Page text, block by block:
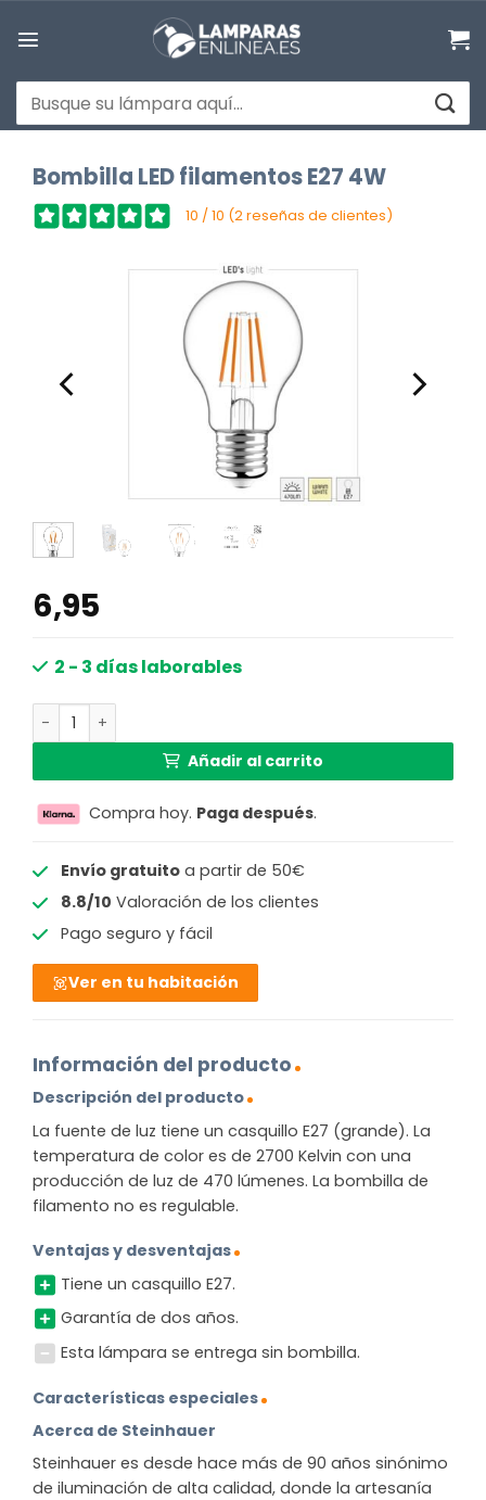
Buscar
por:
Bombilla LED filamentos E27 4W
10 / 10 (2 reseñas de clientes)
6,95
2 - 3 días laborables
Bombilla LED filamentos E27 4W cantidad
Añadir al carrito
Compra hoy. Paga después.
Envío gratuitoa partir de 50€
8.8/10 Valoración de los clientes
Pago seguro y fácil
Ver en tu habitación
Información del producto
Descripción del producto
La fuente de luz tiene un casquillo E27 (grande). La
temperatura de color es de 2700 Kelvin con una
producción de luz de 470 lúmenes. La bombilla de
filamento no es regulable.
Ventajas y desventajas
Tiene un casquillo E27.
Garantía de dos años.
Esta lámpara se entrega sin bombilla.
Características especiales
Acerca de Steinhauer
Steinhauer es desde hace más de 90 años sinónimo
de iluminación de alta calidad, donde la artesanía